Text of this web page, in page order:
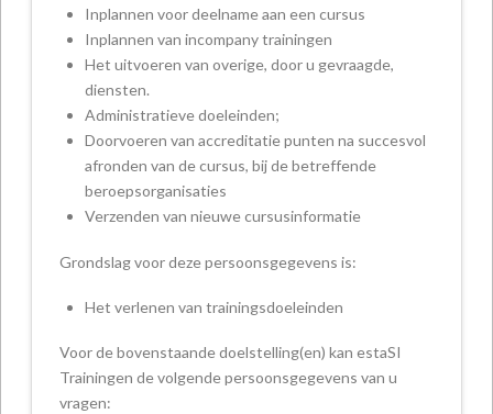
Inplannen voor deelname aan een cursus
Inplannen van incompany trainingen
Het uitvoeren van overige, door u gevraagde,
diensten.
Administratieve doeleinden;
Doorvoeren van accreditatie punten na succesvol
afronden van de cursus, bij de betreffende
beroepsorganisaties
Verzenden van nieuwe cursusinformatie
Grondslag voor deze persoonsgegevens is:
Het verlenen van trainingsdoeleinden
Voor de bovenstaande doelstelling(en) kan estaSI
Trainingen de volgende persoonsgegevens van u
vragen: